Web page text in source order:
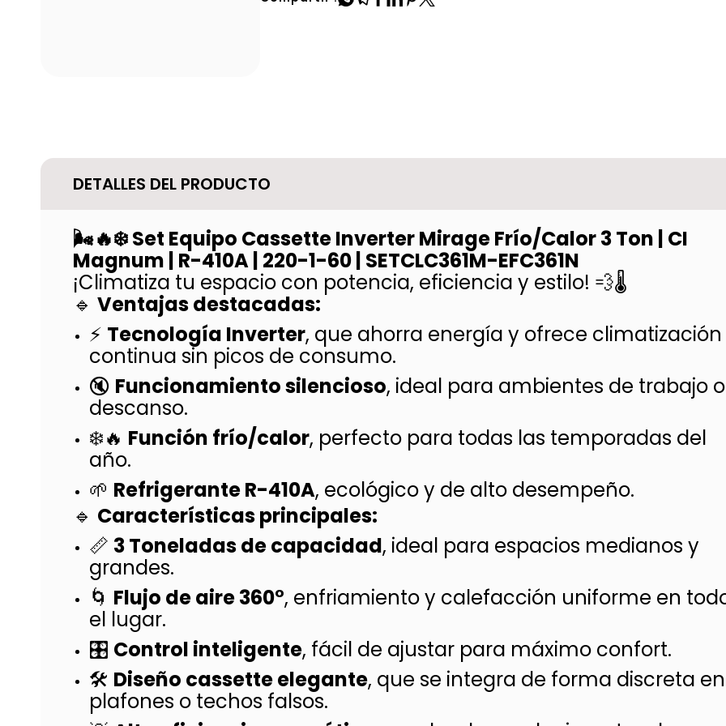
DETALLES DEL PRODUCTO
🌬️🔥❄️ Set Equipo Cassette Inverter Mirage Frío/Calor 3 Ton | CI
Magnum | R-410A | 220-1-60 | SETCLC361M-EFC361N
¡Climatiza tu espacio con potencia, eficiencia y estilo! 💨🌡️
🔹 Ventajas destacadas:
⚡ Tecnología Inverter, que ahorra energía y ofrece climatización
continua sin picos de consumo.
🔇 Funcionamiento silencioso, ideal para ambientes de trabajo o
descanso.
❄️🔥 Función frío/calor, perfecto para todas las temporadas del
año.
🌱 Refrigerante R-410A, ecológico y de alto desempeño.
🔹 Características principales:
📏 3 Toneladas de capacidad, ideal para espacios medianos y
grandes.
🌀 Flujo de aire 360°, enfriamiento y calefacción uniforme en
el lugar.
🎛️ Control inteligente, fácil de ajustar para máximo confort.
🛠️ Diseño cassette elegante, que se integra de forma discreta en
plafones o techos falsos.